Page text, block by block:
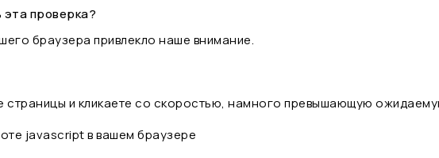
проверка?
браузера привлекло наше внимание.
страницы и кликаете со скоростью, намного превышающую
javascript в вашем браузере